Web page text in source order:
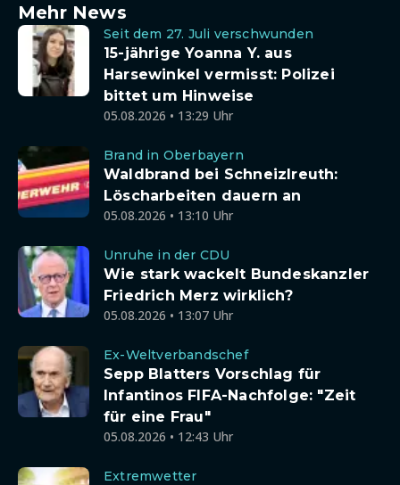
Mehr News
Seit dem 27. Juli verschwunden
15-jährige Yoanna Y. aus
Harsewinkel vermisst: Polizei
bittet um Hinweise
05.08.2026 • 13:29 Uhr
Brand in Oberbayern
Waldbrand bei Schneizlreuth:
Löscharbeiten dauern an
05.08.2026 • 13:10 Uhr
Unruhe in der CDU
Wie stark wackelt Bundeskanzler
Friedrich Merz wirklich?
05.08.2026 • 13:07 Uhr
Ex-Weltverbandschef
Sepp Blatters Vorschlag für
Infantinos FIFA-Nachfolge: "Zeit
für eine Frau"
05.08.2026 • 12:43 Uhr
Extremwetter